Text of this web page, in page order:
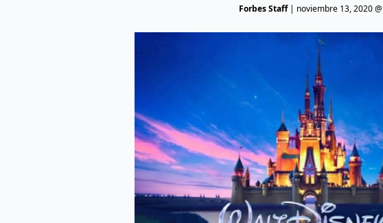
Forbes Staff| noviembre 13, 2020